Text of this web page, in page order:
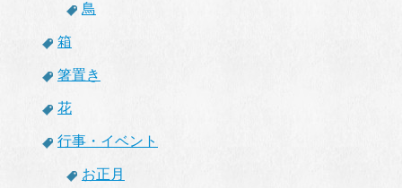
鳥
箱
箸置き
花
行事・イベント
お正月